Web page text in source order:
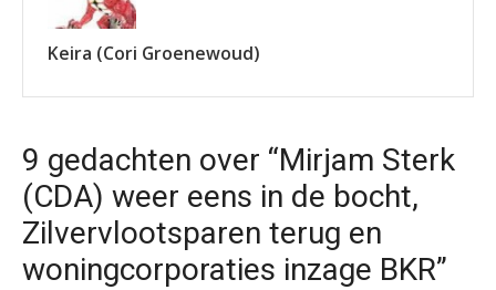
Keira (Cori Groenewoud)
9 gedachten over “Mirjam Sterk
(CDA) weer eens in de bocht,
Zilvervlootsparen terug en
woningcorporaties inzage BKR”